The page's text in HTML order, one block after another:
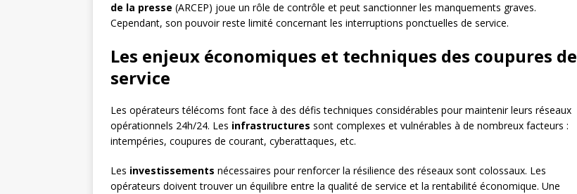
de la presse (ARCEP) joue un rôle de contrôle et peut sanctionner les manquements graves.
Cependant, son pouvoir reste limité concernant les interruptions ponctuelles de service.
Les enjeux économiques et techniques des coupures de
service
Les opérateurs télécoms font face à des défis techniques considérables pour maintenir leurs réseaux
opérationnels 24h/24. Les infrastructures sont complexes et vulnérables à de nombreux facteurs :
intempéries, coupures de courant, cyberattaques, etc.
Les investissements nécessaires pour renforcer la résilience des réseaux sont colossaux. Les
opérateurs doivent trouver un équilibre entre la qualité de service et la rentabilité économique. Une